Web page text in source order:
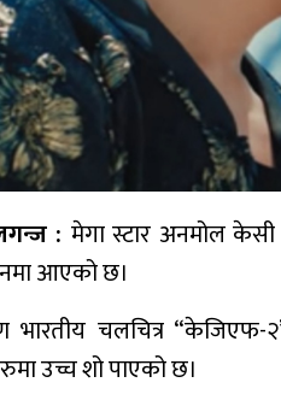
: मेगा स्टार अनमोल केसी
आएको छ।
भारतीय चलचित्र
उच्च शो पाएको छ।